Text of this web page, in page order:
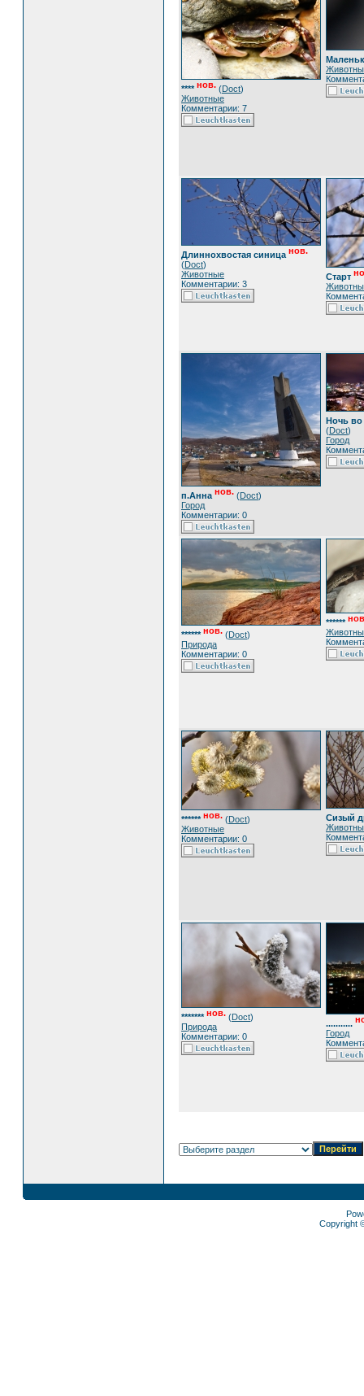
**** нов. (Doct)
Животные
Комментарии: 7
Длиннохвостая синица нов.
(Doct)
Животные
Комментарии: 3
Старт
п.Анна нов. (Doct)
Город
Комментарии: 0
Ночь во
(Doct)
Город
****** нов. (Doct)
Природа
Комментарии: 0
******
****** нов. (Doct)
Животные
Комментарии: 0
Сизый
******* нов. (Doct)
Природа
Комментарии: 0
...........
Город
Copyright